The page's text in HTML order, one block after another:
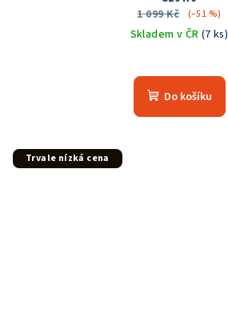
1 099 Kč
(–51 %)
Skladem v ČR (7 ks)
Do košíku
Trvale nízká cena